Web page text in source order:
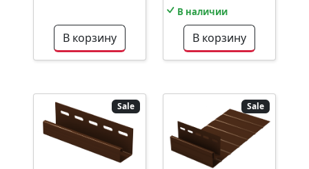
В корзину
В наличии
В корзину
Sale Sale